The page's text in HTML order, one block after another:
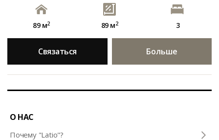
89 м2 89 м2 3
Связаться Больше
О НАС
Почему "Latio"?